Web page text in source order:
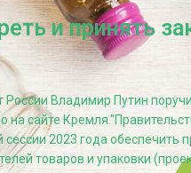
и принять
Владимир Путин
на сайте
2023 года
товаров и упаковки